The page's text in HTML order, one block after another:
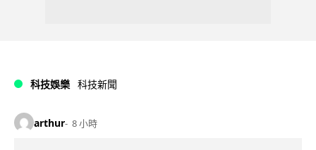
科技娛樂 科技新聞
arthur 8 小時